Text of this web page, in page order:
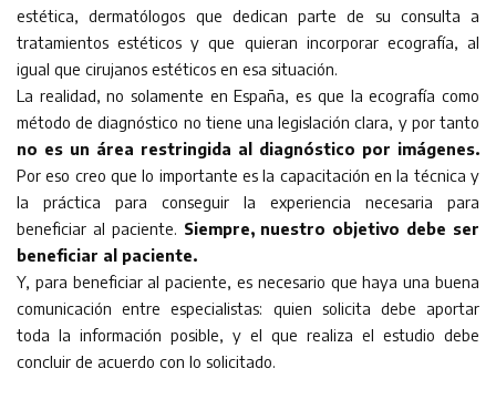
estética, dermatólogos que dedican parte de su consulta a
tratamientos estéticos y que quieran incorporar ecografía, al
igual que cirujanos estéticos en esa situación.
La realidad, no solamente en España, es que la ecografía como
método de diagnóstico no tiene una legislación clara, y por tanto
no es un área restringida al diagnóstico por imágenes.
Por eso creo que lo importante es la capacitación en la técnica y
la práctica para conseguir la experiencia necesaria para
beneficiar al paciente. Siempre, nuestro objetivo debe ser
beneficiar al paciente.
Y, para beneficiar al paciente, es necesario que haya una buena
comunicación entre especialistas: quien solicita debe aportar
toda la información posible, y el que realiza el estudio debe
concluir de acuerdo con lo solicitado.